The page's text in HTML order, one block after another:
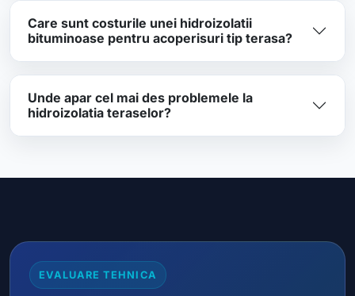
Care sunt costurile unei hidroizolatii
bituminoase pentru acoperisuri tip terasa?
Unde apar cel mai des problemele la
hidroizolatia teraselor?
EVALUARE TEHNICA